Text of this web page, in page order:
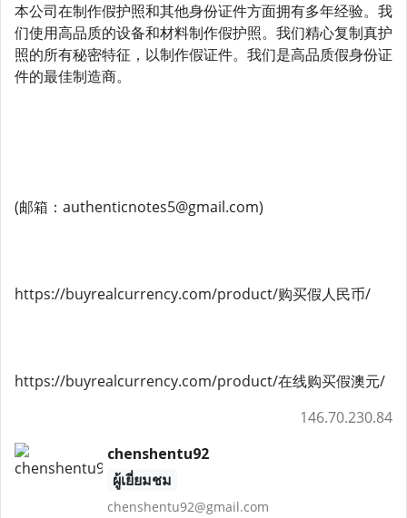
本公司在制作假护照和其他身份证件方面拥有多年经验。我
们使用高品质的设备和材料制作假护照。我们精心复制真护
照的所有秘密特征，以制作假证件。我们是高品质假身份证
件的最佳制造商。
(邮箱：authenticnotes5@gmail.com)
https://buyrealcurrency.com/product/购买假人民币/
https://buyrealcurrency.com/product/在线购买假澳元/
146.70.230.84
chenshentu92
ผู้เยี่ยมชม
chenshentu92@gmail.com